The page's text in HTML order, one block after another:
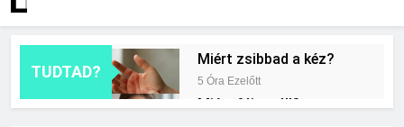
TUDTAD?
Miért zsibbad a kéz?
5 Óra Ezelőtt
Miért fáj a váll?